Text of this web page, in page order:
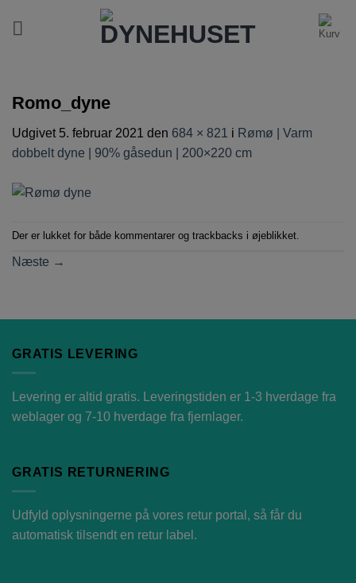
Romo_dyne
Udgivet 5. februar 2021 den 684 × 821 i Rømø | Varm
dobbelt dyne | 90% gåsedun | 200×220 cm
Der er lukket for både kommentarer og trackbacks i øjeblikket.
Næste →
GRATIS LEVERING
Levering er altid gratis. Leveringstiden er 1-3 hverdage fra
weblager og 7-10 hverdage fra fjernlager.
GRATIS RETURNERING
Udfyld oplysningerne på vores retur portal , så får du
automatisk tilsendt en retur label.